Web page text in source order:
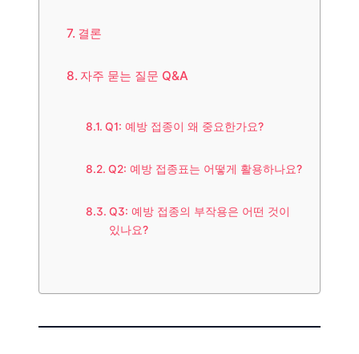
결론
자주 묻는 질문 Q&A
Q1: 예방 접종이 왜 중요한가요?
Q2: 예방 접종표는 어떻게 활용하나요?
Q3: 예방 접종의 부작용은 어떤 것이
있나요?